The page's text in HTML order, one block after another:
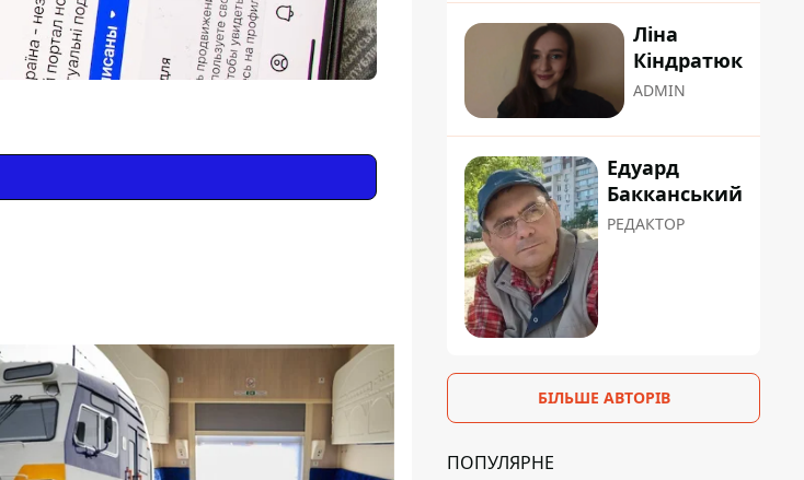
Ліна
Кіндратюк
ADMIN
Едуард
Бакканський
РЕДАКТОР
БІЛЬШЕ АВТОРІВ
ПОПУЛЯРНЕ